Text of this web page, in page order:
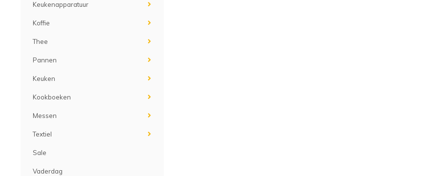
Keukenapparatuur
Koffie
Thee
Pannen
Keuken
Kookboeken
Messen
Textiel
Sale
Vaderdag